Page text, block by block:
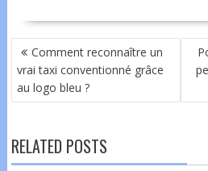
NAVIGATION
DE
L’ARTICLE
Comment reconnaître un
vrai taxi conventionné grâce
au logo bleu ?
RELATED POSTS